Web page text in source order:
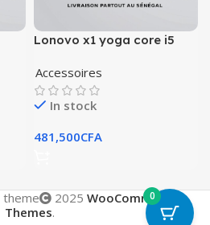
Lonovo x1 yoga core i5
Accessoires
In stock
481,500CFA
theme 2025 WooCommerce
Themes.
0